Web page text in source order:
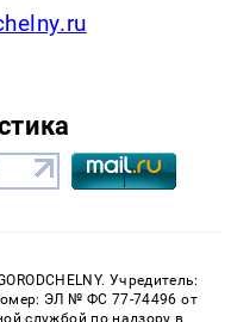
Учредитель:
ЭЛ № ФС 77-74496 от